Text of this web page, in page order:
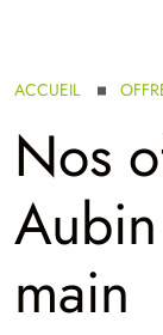
ACCUEIL
Nos
main